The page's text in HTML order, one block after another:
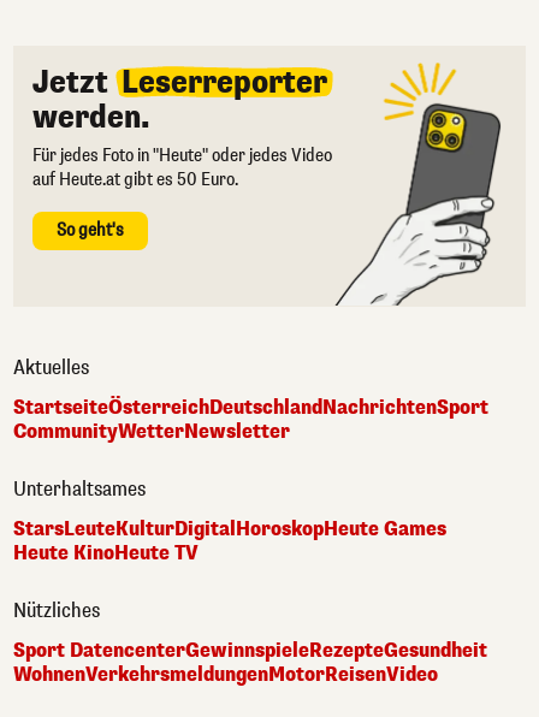
Jetzt Leserreporter
werden.
Für jedes Foto in "Heute" oder jedes Video
auf Heute.at gibt es 50 Euro.
So geht's
Aktuelles
StartseiteÖsterreichDeutschlandNachrichtenSport
CommunityWetterNewsletter
Unterhaltsames
StarsLeuteKulturDigital HoroskopHeute Games
Heute KinoHeute TV
Nützliches
Sport DatencenterGewinnspieleRezepteGesundheit
WohnenVerkehrsmeldungenMotorReisenVideo